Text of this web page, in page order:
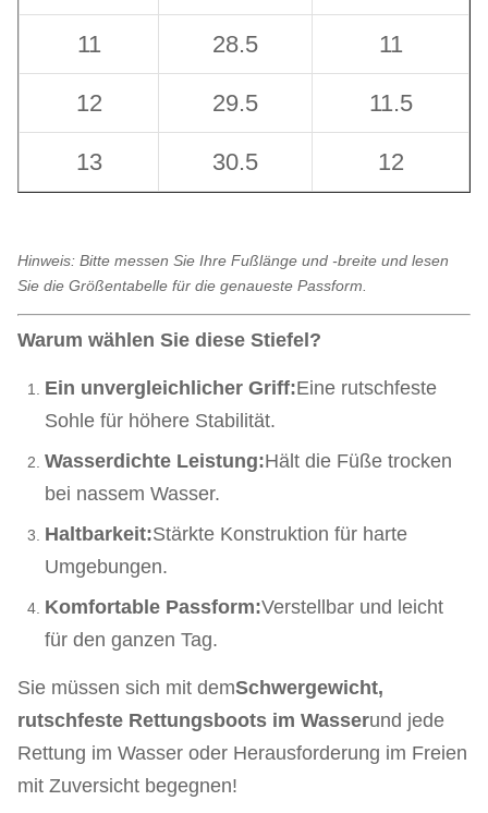
11 28.5 11
12 29.5 11.5
13 30.5 12
Hinweis: Bitte messen Sie Ihre Fußlänge und -breite und lesen
Sie die Größentabelle für die genaueste Passform.
Warum wählen Sie diese Stiefel?
Ein unvergleichlicher Griff:Eine rutschfeste
Sohle für höhere Stabilität.
Wasserdichte Leistung:Hält die Füße trocken
bei nassem Wasser.
Haltbarkeit:Stärkte Konstruktion für harte
Umgebungen.
Komfortable Passform:Verstellbar und leicht
für den ganzen Tag.
Sie müssen sich mit demSchwergewicht,
rutschfeste Rettungsboots im Wasserund jede
Rettung im Wasser oder Herausforderung im Freien
mit Zuversicht begegnen!